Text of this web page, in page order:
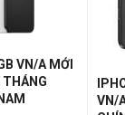
VN/A MỚI
THÁNG
VN/